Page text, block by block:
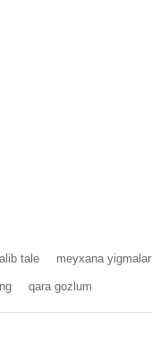
tale meyxana yigmalar
qara gozlum